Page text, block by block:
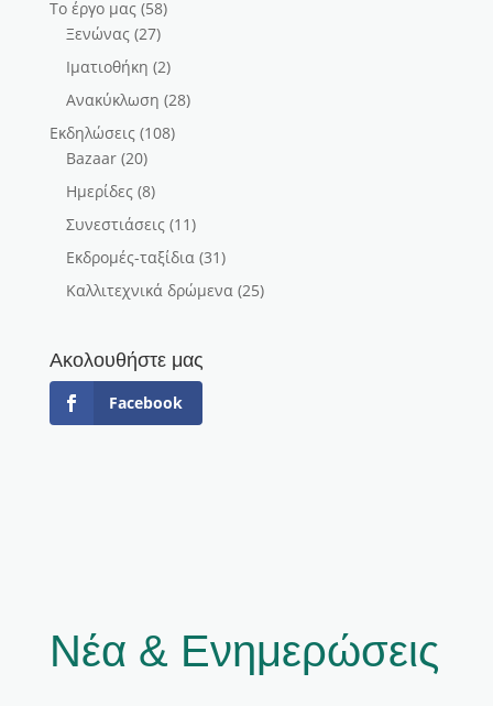
Το έργο μας(58)
Ξενώνας(27)
Ιματιοθήκη (2)
Ανακύκλωση (28)
Εκδηλώσεις(108)
Bazaar(20)
Ημερίδες(8)
Συνεστιάσεις(11)
Εκδρομές-ταξίδια(31)
Καλλιτεχνικά δρώμενα(25)
Ακολουθήστε μας
Facebook
Νέα & Ενημερώσεις